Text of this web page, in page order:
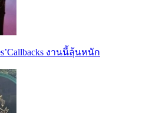
งานนี้ลุ้นหนัก